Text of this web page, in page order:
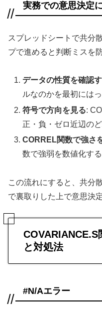
実務での意思決定
スプレッドシートで共分
プで進めると判断ミスを
データの性質を確認
ルなのかを最初には
符号で方向を見る:
正・負・ゼロ近辺の
CORREL関数で強さ
数で強弱を数値化する
この流れにすると、共分
で裏取りした上で意思決
COVARIANCE.S
と対処法
#N/Aエラー